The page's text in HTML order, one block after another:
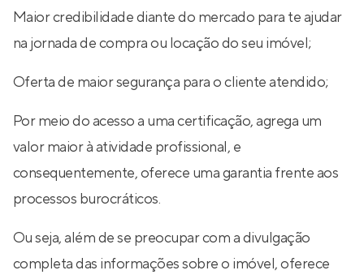
Maior credibilidade diante do mercado para te ajudar
na jornada de compra ou locação do seu imóvel;
Oferta de maior segurança para o cliente atendido;
Por meio do acesso a uma certificação, agrega um
valor maior à atividade profissional, e
consequentemente, oferece uma garantia frente aos
processos burocráticos.
Ou seja, além de se preocupar com a divulgação
completa das informações sobre o imóvel, oferece